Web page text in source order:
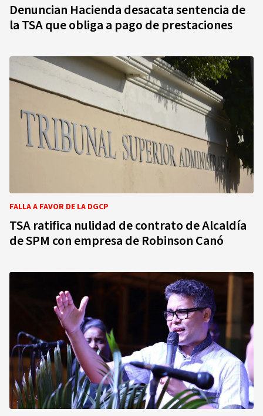
Denuncian Hacienda desacata sentencia de
la TSA que obliga a pago de prestaciones
FALLA A FAVOR DE LA DGCP
TSA ratifica nulidad de contrato de Alcaldía
de SPM con empresa de Robinson Canó